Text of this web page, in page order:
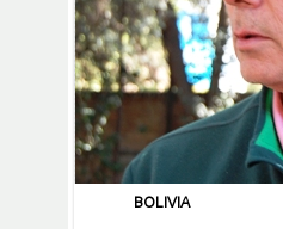
BOLIVIA